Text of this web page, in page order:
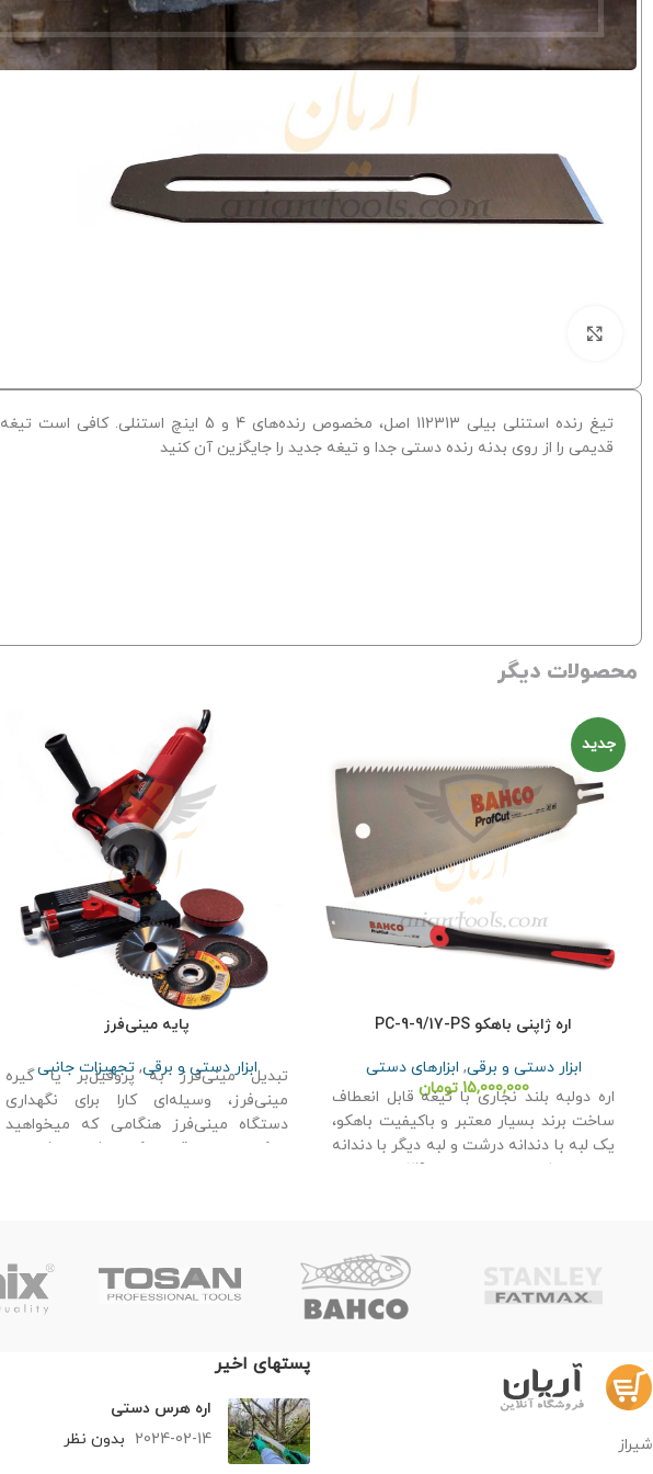
تیغ رنده استنلی بیلی 112313 اصل، مخصوص رنده‌های 4 و 5 اینچ استنلی. کافی است تیغه
قدیمی را از روی بدنه رنده دستی جدا و تیغه جدید را جایگزین آن کنید
محصولات دیگر
جدید
اره ژاپنی باهکو PC-9-9/17-PS
ابزار دستی و برقی, ابزارهای دستی
15,000,000 تومان
اره دولبه بلند نجاری با تیغه قابل انعطاف
ساخت برند بسیار معتبر و باکیفیت باهکو،
یک لبه با دندانه درشت و لبه دیگر با دندانه
مدل: PC-9-9/17-PS
پایه مینی‌فرز
ابزار دستی و برقی,تجهیزات جانبی
تبدیل مینی‌فرز به پروفیل‌بر یا گیره
مینی‌فرز، وسیله‌ای کارا برای نگهداری
دستگاه مینی‌فرز هنگامی که میخواهید
تمرکز بر روی قطعه کار داشته باشید یا
شیراز
پستهای اخیر
اره هرس دستی
2024-02-14 بدون نظر